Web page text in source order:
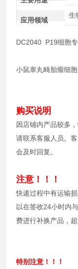
应用领域
生
DC2040 P19细胞
小鼠睾丸畸胎瘤细
购买说明
因店铺内产品较多
请联系客服人员。
会及时回复。
注意！！！
快递过程中有运输
以在签收24小时内
费进行补换产品，
特别注意！！！